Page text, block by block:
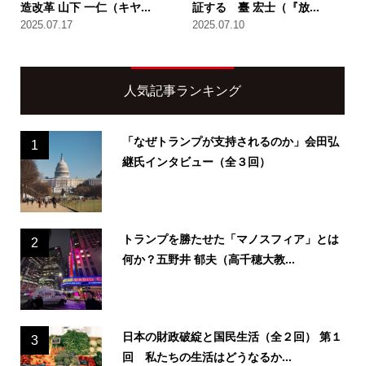
造改革 山下 一仁（キヤ...
2025.07.17
証する 臺 宏士（『放...
2025.07.10
人気記事ランキング
1
「なぜトランプが支持されるのか」会田弘
継氏インタビュー（全３回）
2
トランプを勝たせた「マノスフィア」とは
何か？五野井 郁夫（高千穂大教...
3
日本の財政破綻と国民生活（全２回） 第１
回 私たちの生活はどうなるか...